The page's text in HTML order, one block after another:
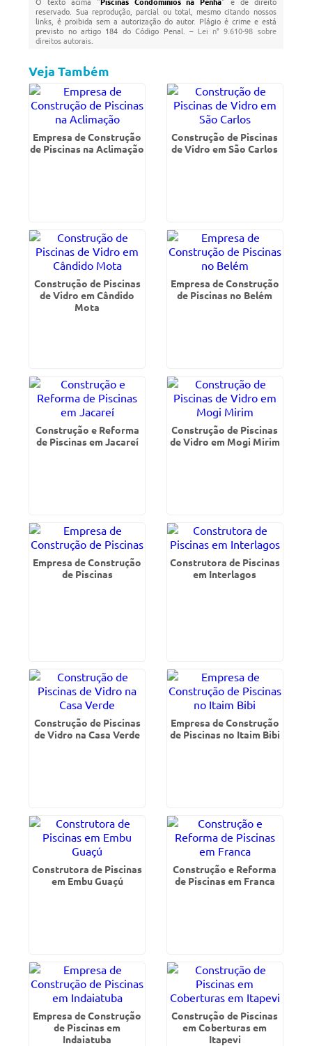
reservado. Sua reprodução, parcial ou total, mesmo citando nossos
links, é proibida sem a autorização do autor. Plágio é crime e está
previsto no artigo 184 do Código Penal. – Lei n° 9.610-98 sobre
direitos autorais
Veja Também
Empresa de Construção
de Piscinas na Aclimação
Construção de Piscinas
de Vidro em São Carlos
Construção de Piscinas
de Vidro em Cândido
Mota
Empresa de Construção
de Piscinas no Belém
Construção e Reforma
de Piscinas em Jacareí
Construção de Piscinas
de Vidro em Mogi Mirim
Empresa de Construção
de Piscinas
Construtora de Piscinas
em Interlagos
Construção de Piscinas
de Vidro na Casa Verde
Empresa de Construção
de Piscinas no Itaim Bibi
Construtora de Piscinas
em Embu Guaçú
Construção e Reforma
de Piscinas em Franca
Empresa de Construção
de Piscinas em
Indaiatuba
Construção de Piscinas
em Coberturas em
Itapevi